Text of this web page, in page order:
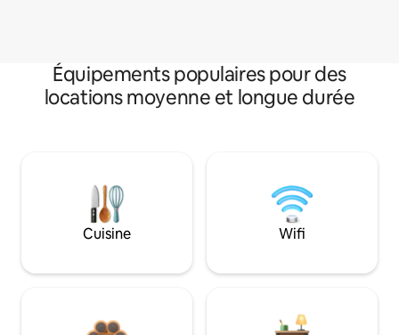
Équipements populaires pour des
locations moyenne et longue durée
Cuisine Wifi